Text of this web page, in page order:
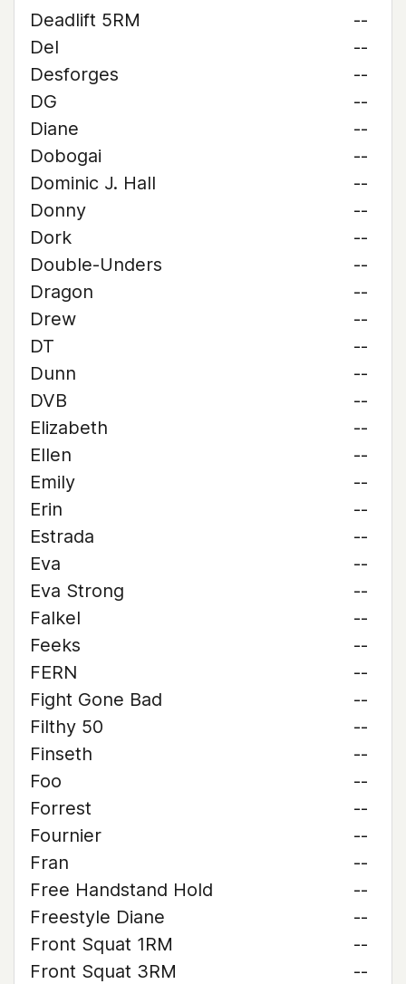
Deadlift 5RM
--
Del
--
Desforges
--
DG
--
Diane
--
Dobogai
--
Dominic J. Hall
--
Donny
--
Dork
--
Double-Unders
--
Dragon
--
Drew
--
DT
--
Dunn
--
DVB
--
Elizabeth
--
Ellen
--
Emily
--
Erin
--
Estrada
--
Eva
--
Eva Strong
--
Falkel
--
Feeks
--
FERN
--
Fight Gone Bad
--
Filthy 50
--
Finseth
--
Foo
--
Forrest
--
Fournier
--
Fran
--
Free Handstand Hold
--
Freestyle Diane
--
Front Squat 1RM
--
Front Squat 3RM
--